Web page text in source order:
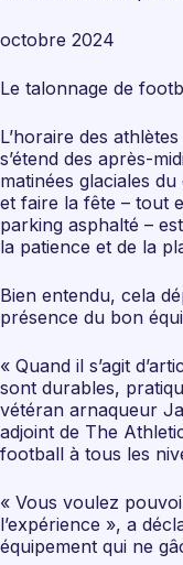
octobre 2024
Le talonnage de
L’horaire des
s’étend des après-
matinées glaciales
et faire la fête – tout
parking asphalté –
la patience et de la
Bien entendu, cela
présence du bon
« Quand il s’agit
sont durables,
vétéran arnaqueur
adjoint de The
football à tous les
« Vous voulez
l’expérience », a
équipement qui ne